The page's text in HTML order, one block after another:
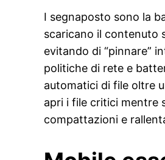
I segnaposto sono la
scaricano il contenuto
evitando di “pinnare”
politiche di rete e
automatici di file oltre
apri i file critici mentre
compattazioni e